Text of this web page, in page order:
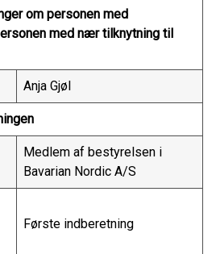
om personen med
med nær tilknytning til
Anja Gjøl
Medlem af bestyrelsen i
Bavarian Nordic A/S
Første indberetning